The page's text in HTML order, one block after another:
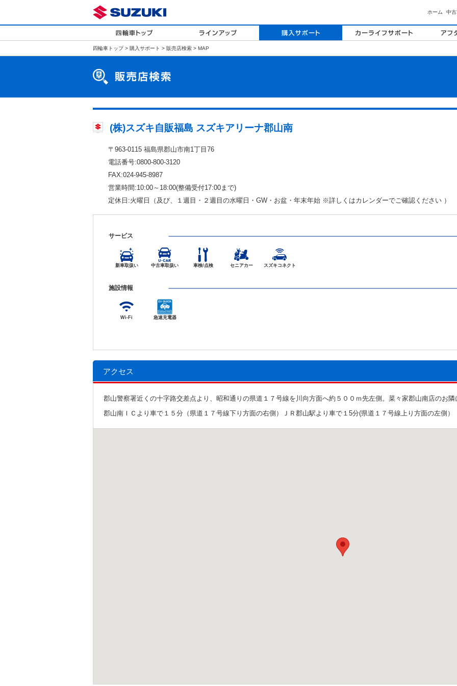
ホーム 中
四輪車トップ> 購入サポート > 販売店検索 > MAP
(株)スズキ自販福島 スズキアリーナ郡山南
〒963-0115 福島県郡山市南1丁目76
電話番号:0800-800-3120
FAX:024-945-8987
営業時間:10:00～18:00(整備受付17:00まで)
定休日:火曜日（及び、１週目・２週目の水曜日・GW・お盆・年末年始 ※詳しくはカレンダーでご確認ください ）
サービス
新車取扱い 中古車取扱い 車検/点検 セニアカー スズキコネクト
施設情報
Wi-Fi 急速充電器
アクセス
郡山警察署近くの十字路交差点より、昭和通りの県道１７号線を川向方面へ約５００ｍ先左側。菜々家郡山南店のお隣
郡山南ＩＣより車で１５分（県道１７号線下り方面の右側）ＪＲ郡山駅より車で１5分(県道１７号線上り方面の左側）